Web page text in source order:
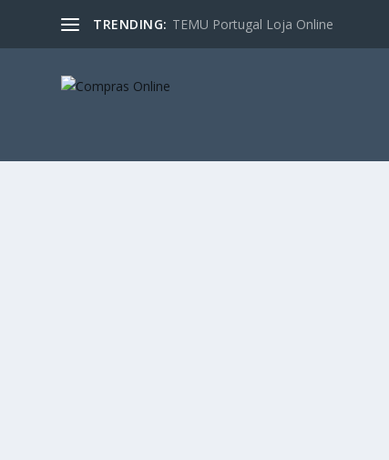
TRENDING: TEMU Portugal Loja Online